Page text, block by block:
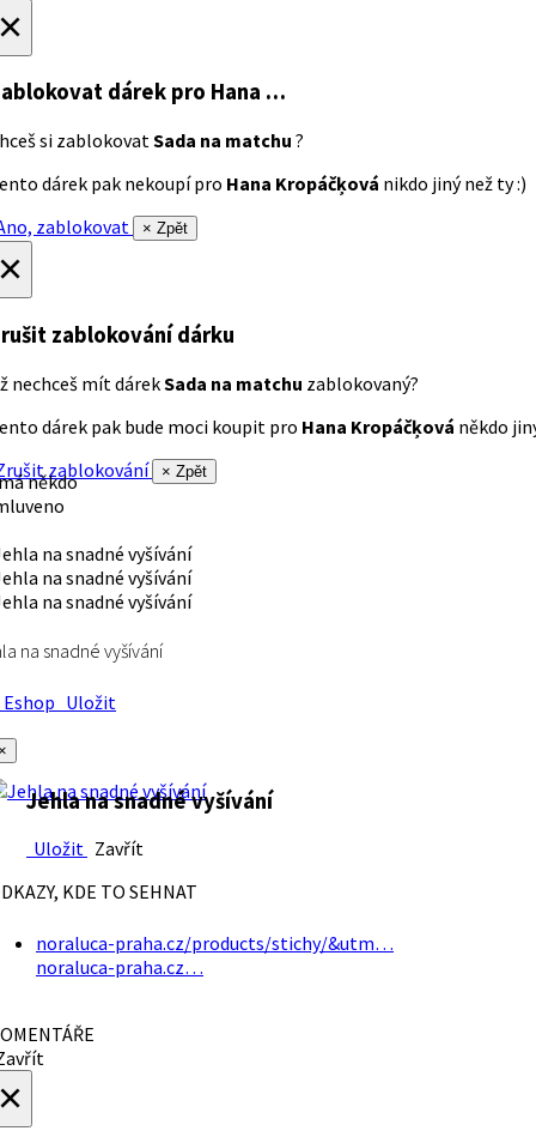
dárek pro Hana …
si zablokovatSada na matchu ?
dárek pak nekoupí pro Hana Kropáčķová nikdo jiný než ty :)
zablokovat
× Zpět
zablokování dárku
nechceš mít dárekSada na matchu zablokovaný?
dárek pak bude moci koupit pro Hana Kropáčķová někdo
zablokování
× Zpět
někdo
na snadné vyšívání
Uložit
Jehla na snadné vyšívání
Uložit Zavřít
KDE TO SEHNAT
noraluca-praha.cz/products/stichy/&utm…
noraluca-praha.cz…